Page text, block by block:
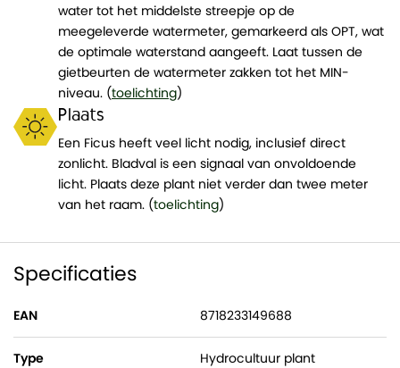
water tot het middelste streepje op de
meegeleverde watermeter, gemarkeerd als OPT, wat
de optimale waterstand aangeeft. Laat tussen de
gietbeurten de watermeter zakken tot het MIN-
niveau. (toelichting)
Plaats
Een Ficus heeft veel licht nodig, inclusief direct
zonlicht. Bladval is een signaal van onvoldoende
licht. Plaats deze plant niet verder dan twee meter
van het raam. (toelichting)
Specificaties
EAN 8718233149688
Type Hydrocultuur plant